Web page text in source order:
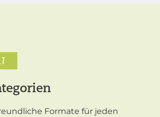
Formate für jeden